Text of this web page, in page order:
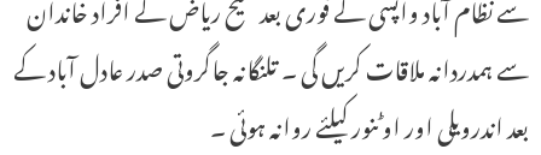
سے ہمدردانہ ملاقات کریں گی ۔ تلنگانہ جاگروتی صدر عادل آباد کے
بعد اندرویلی اور اوٹنور کیلئے روانہ ہوئی ۔